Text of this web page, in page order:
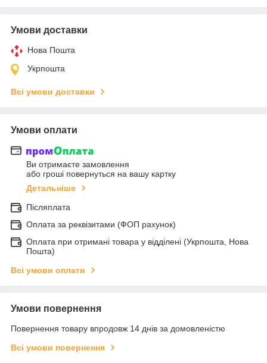
Умови доставки
Нова Пошта
Укрпошта
Всі умови доставки
Умови оплати
Ви отримаєте замовлення
або гроші повернуться на вашу картку
Детальніше
Післяплата
Оплата за реквізитами (ФОП рахунок)
Оплата при отримані товара у відділені (Укрпошта, Нова
Пошта)
Всі умови оплати
Умови повернення
Повернення товару впродовж 14 днів за домовленістю
Всі умови повернення